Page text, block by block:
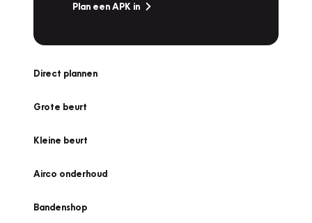
Plan een APK in
Direct plannen
Grote beurt
Kleine beurt
Airco onderhoud
Bandenshop